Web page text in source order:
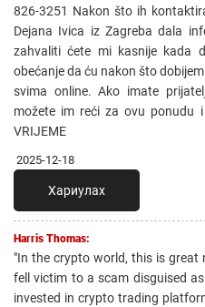
826-3251 Nakon što ih
Dejana Ivica iz Zagreba dala
zahvaliti ćete mi kasnije kada
obećanje da ću nakon što
svima online. Ako imate
možete im reći za ovu ponudu
VRIJEME
2025-12-18
Хариулах
Harris Thomas:
"In the crypto world, this is great
fell victim to a scam disguised
invested in crypto trading